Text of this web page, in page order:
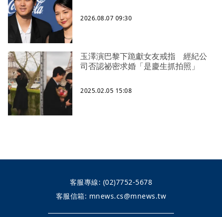
2026.08.07 09:30
玉澤演巴黎下跪獻女友戒指 經紀公
司否認祕密求婚「是慶生抓拍照」
2025.02.05 15:08
客服專線: (02)7752-5678
客服信箱: mnews.cs@mnews.tw